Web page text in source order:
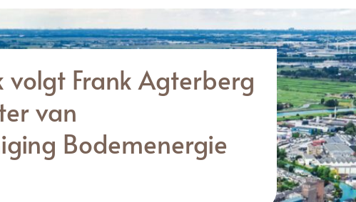
volgt Frank Agterberg
van
Bodemenergie